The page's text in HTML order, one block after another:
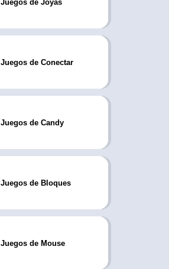
Juegos de Joyas
Juegos de Conectar
Juegos de Candy
Juegos de Bloques
Juegos de Mouse